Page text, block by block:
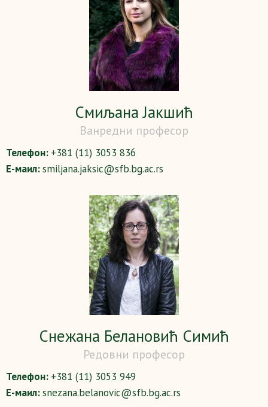
Смиљана Јакшић
Ванредни професор
Телефон: +381 (11) 3053 836
Е-маил:smiljana.jaksic@sfb.bg.ac.rs
Снежана Белановић Симић
Редовни професор
Телефон: +381 (11) 3053 949
Е-маил:snezana.belanovic@sfb.bg.ac.rs